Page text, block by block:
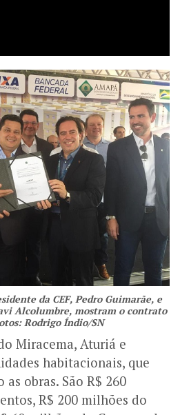
da CEF, Pedro Guimarãe, e
Alcolumbre, mostram o contrato
Rodrigo Índio/SN
Miracema, Aturiá e
habitacionais, que
obras. São R$ 260
R$ 200 milhões do